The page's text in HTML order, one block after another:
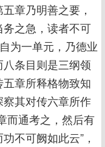
章乃明善之要，
之急，读者不可
为一单元，乃德业
条目则是三纲领
章所释格物致知
其对传六章所作
而通考之，然后有
不可阙如此云”，